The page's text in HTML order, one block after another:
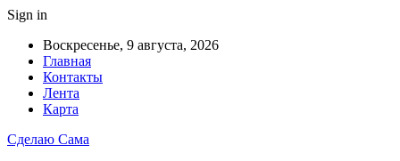
Sign in
Воскресенье, 9 августа, 2026
Главная
Контакты
Лента
Карта
Сделаю Сама